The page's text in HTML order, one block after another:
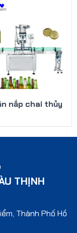
nắp chai thủy
THỊNH
Thành Phố Hồ